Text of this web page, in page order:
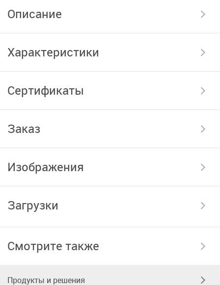
Описание
Характеристики
Сертификаты
Заказ
Изображения
Загрузки
Смотрите также
Продукты и решения